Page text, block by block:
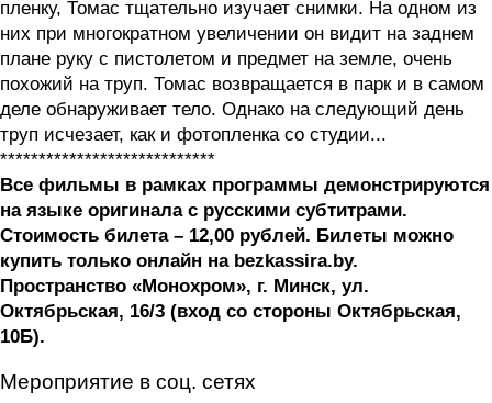
пленку, Томас тщательно изучает снимки. На одном из
них при многократном увеличении он видит на заднем
плане руку с пистолетом и предмет на земле, очень
похожий на труп. Томас возвращается в парк и в самом
деле обнаруживает тело. Однако на следующий день
труп исчезает, как и фотопленка со студии...
****************************
Все фильмы в рамках программы демонстрируются
на языке оригинала с русскими субтитрами.
Стоимость билета – 12,00 рублей. Билеты можно
купить только онлайн на bezkassira.by.
Пространство «Монохром», г. Минск, ул.
Октябрьская, 16/3 (вход со стороны Октябрьская,
10Б).
Мероприятие в соц. сетях